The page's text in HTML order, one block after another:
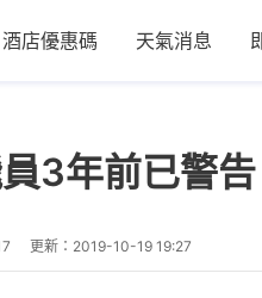
酒店優惠碼 天氣消息
3年前已警
更新： 2019-10-19 19:27